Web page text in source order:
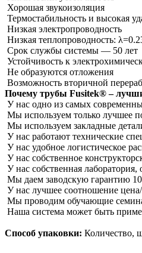
Хорошая звукоизоляция
Термостабильность и высокая
Низкая электропроводность
Низкая теплопроводность:
Срок службы системы ― 50 лет
Устойчивость к
Не образуются отложения
Возможность вторичной
Почему трубы Fusitek® –
У нас одно из самых
Мы используем только лучшее
Мы используем закладные
У нас работают технические
У нас удобное логистическое
У нас собственное
У нас собственная
Мы даем заводскую гарантию
У нас лучшее соотношение цена/
Мы проводим обучающие
Наша система может быть
Способ упаковки: Количество,